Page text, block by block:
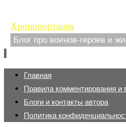
Хронопортация
Блог про воинов-героев и
Перейти
содержимому
Главная
Правила комментирования
Блоги и контакты автора
Политика